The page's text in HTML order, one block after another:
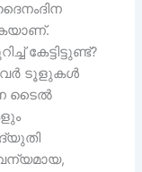
കേട്ടിട്ടുണ്ട്?
ടൂളുകൾ
ടൈൽ